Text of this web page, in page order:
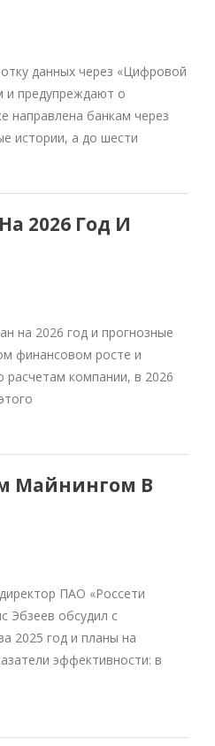
данных через «Цифровой
и предупреждают о
направлена банкам через
истории, а до шести
2026 Год И
на 2026 год и прогнозные
финансовом росте и
компании, в 2026
Майнингом В
ПАО «Россети
Эбзеев обсудил с
2025 год и планы на
эффективности: в